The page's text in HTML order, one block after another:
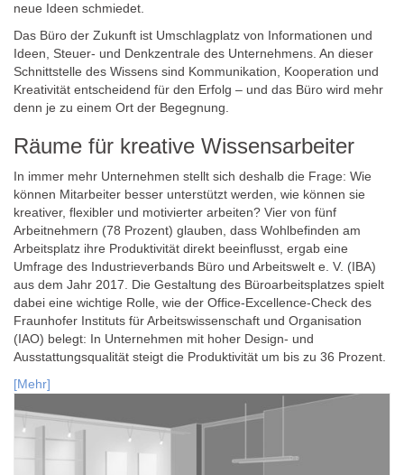
neue Ideen schmiedet.
Das Büro der Zukunft ist Umschlagplatz von Informationen und
Ideen, Steuer- und Denkzentrale des Unternehmens. An dieser
Schnittstelle des Wissens sind Kommunikation, Kooperation und
Kreativität entscheidend für den Erfolg – und das Büro wird mehr
denn je zu einem Ort der Begegnung.
Räume für kreative Wissensarbeiter
In immer mehr Unternehmen stellt sich deshalb die Frage: Wie
können Mitarbeiter besser unterstützt werden, wie können sie
kreativer, flexibler und motivierter arbeiten? Vier von fünf
Arbeitnehmern (78 Prozent) glauben, dass Wohlbefinden am
Arbeitsplatz ihre Produktivität direkt beeinflusst, ergab eine
Umfrage des Industrieverbands Büro und Arbeitswelt e. V. (IBA)
aus dem Jahr 2017. Die Gestaltung des Büroarbeitsplatzes spielt
dabei eine wichtige Rolle, wie der Office-Excellence-Check des
Fraunhofer Instituts für Arbeitswissenschaft und Organisation
(IAO) belegt: In Unternehmen mit hoher Design- und
Ausstattungsqualität steigt die Produktivität um bis zu 36 Prozent.
[Mehr]